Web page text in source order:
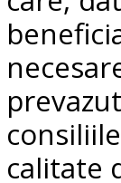
calitate